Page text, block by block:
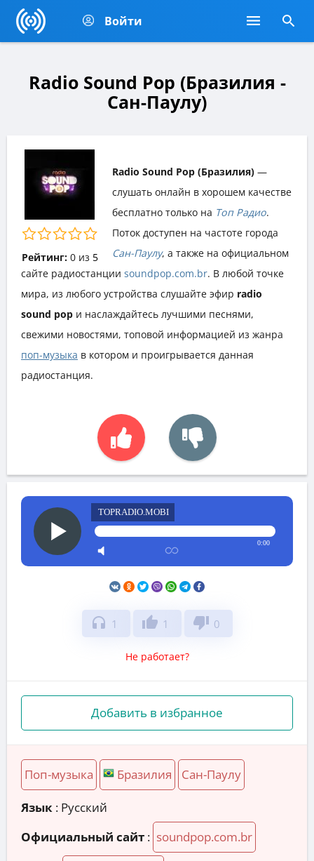
Войти
Radio Sound Pop (Бразилия -
Сан-Паулу)
Рейтинг: 0из 5
Radio Sound Pop (Бразилия) —
слушать онлайн в хорошем качестве
бесплатно только на Топ Радио.
Поток доступен на частоте города
Сан-Паулу, а также на официальном
сайте радиостанции soundpop.com.br. В любой точке
мира, из любого устройства слушайте эфир radio
sound pop и наслаждайтесь лучшими песнями,
свежими новостями, топовой информацией из жанра
поп-музыка в котором и проигрывается данная
радиостанция.
TOPRADIO.MOBI
0:00
headphones 1 thumb_up 1 thumb_down 0
Не работает?
Добавить в избранное
Поп-музыка Бразилия Сан-Паулу
Язык : Русский
Официальный сайт : soundpop.com.br